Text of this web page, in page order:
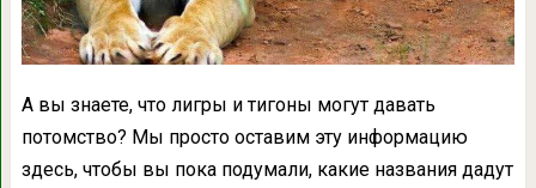
А вы знаете, что лигры и тигоны могут давать
потомство? Мы просто оставим эту информацию
здесь, чтобы вы пока подумали, какие названия дадут